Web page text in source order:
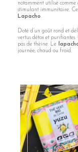
notamment utilisé
stimulant immunitaire.
Lapacho.
Doté d’un goût rond et
vertus détox et
pas de théine. Le
journée, chaud ou froid.